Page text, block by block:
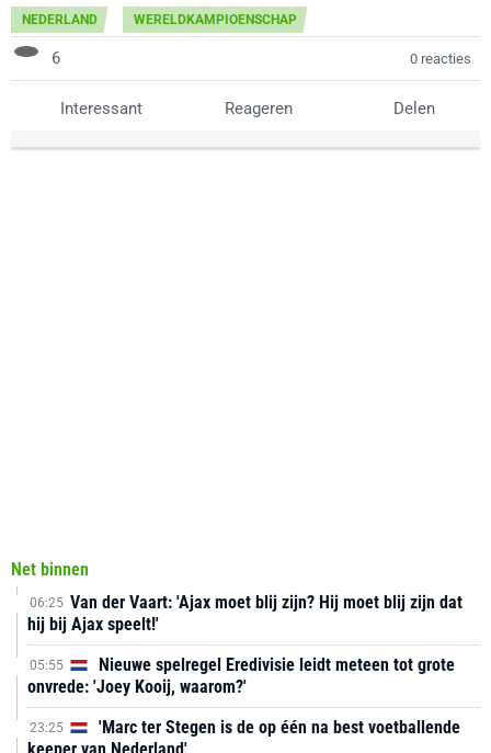
NEDERLAND WERELDKAMPIOENSCHAP
6 0 reacties
Interessant Reageren Delen
Net binnen
06:25 Van der Vaart: 'Ajax moet blij zijn? Hij moet blij zijn dat
hij bij Ajax speelt!'
05:55
Nieuwe spelregel Eredivisie leidt meteen tot grote
onvrede: 'Joey Kooij, waarom?'
23:25
'Marc ter Stegen is de op één na best voetballende